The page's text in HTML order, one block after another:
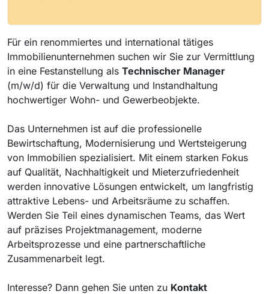
Für ein renommiertes und international tätiges
Immobilienunternehmen suchen wir Sie zur Vermittlung
in eine Festanstellung als Technischer Manager
(m/w/d) für die Verwaltung und Instandhaltung
hochwertiger Wohn- und Gewerbeobjekte.
Das Unternehmen ist auf die professionelle
Bewirtschaftung, Modernisierung und Wertsteigerung
von Immobilien spezialisiert. Mit einem starken Fokus
auf Qualität, Nachhaltigkeit und Mieterzufriedenheit
werden innovative Lösungen entwickelt, um langfristig
attraktive Lebens- und Arbeitsräume zu schaffen.
Werden Sie Teil eines dynamischen Teams, das Wert
auf präzises Projektmanagement, moderne
Arbeitsprozesse und eine partnerschaftliche
Zusammenarbeit legt.
Interesse? Dann gehen Sie unten zu Kontakt